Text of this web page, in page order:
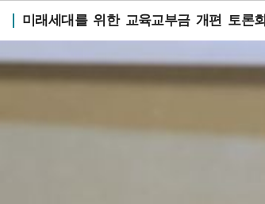
미래세대를 위한 교육교부금 개편 토론회